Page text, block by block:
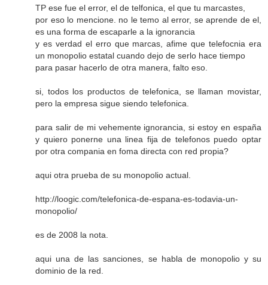
TP ese fue el error, el de telfonica, el que tu marcastes,
por eso lo mencione. no le temo al error, se aprende de el,
es una forma de escaparle a la ignorancia
y es verdad el erro que marcas, afime que telefocnia era
un monopolio estatal cuando dejo de serlo hace tiempo
para pasar hacerlo de otra manera, falto eso.
si, todos los productos de telefonica, se llaman movistar,
pero la empresa sigue siendo telefonica.
para salir de mi vehemente ignorancia, si estoy en españa
y quiero ponerne una linea fija de telefonos puedo optar
por otra compania en foma directa con red propia?
aqui otra prueba de su monopolio actual.
http://loogic.com/telefonica-de-espana-es-todavia-un-
monopolio/
es de 2008 la nota.
aqui una de las sanciones, se habla de monopolio y su
dominio de la red.